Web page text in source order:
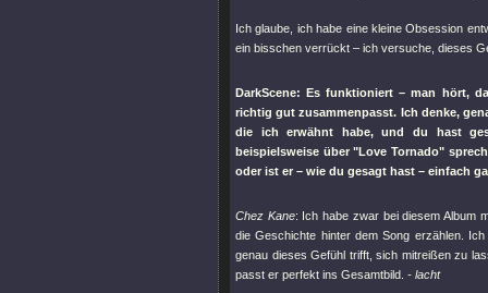
Ich glaube, ich habe eine kleine Obsession
ein bisschen verrückt – ich versuche, dieses
DarkScene: Es funktioniert – man hört,
richtig gut zusammenpasst. Ich denke,
die ich erwähnt habe, und du hast
beispielsweise über"Love Tornado"
oder ist er – wie du gesagt hast – einfach
Chez Kane: Ich habe zwar bei diesem Album
die Geschichte hinter dem Song erzählen.
genau dieses Gefühl trifft, sich mitreißen zu
passt er perfekt ins Gesamtbild. - lacht